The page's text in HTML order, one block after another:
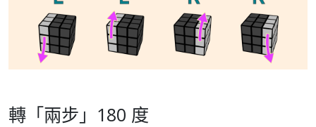
轉「兩步」180 度